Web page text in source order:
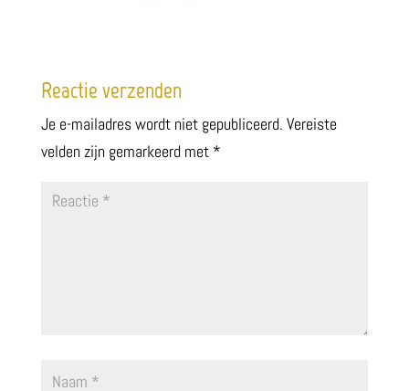
Reactie verzenden
Je e-mailadres wordt niet gepubliceerd. Vereiste
velden zijn gemarkeerd met *